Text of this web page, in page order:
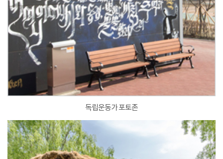
독립운동가 포토존